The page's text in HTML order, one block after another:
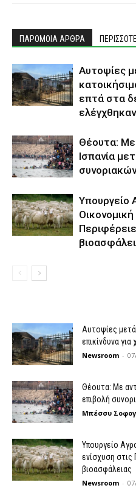
ΠΑΡΟΜΟΙΑ ΑΡΘΡΑ
Αυτοψίες
επτά στα
ελέγχθηκαν
Θέουτα: Με
Ισπανία
Υπουργείο
Αυτοψίες μετά
επικίνδυνα
Newsroom -
Θέουτα: Με
επιβολή
Μπέσσυ
Υπουργείο
ενίσχυση στις
βιοασφάλειας
Newsroom -